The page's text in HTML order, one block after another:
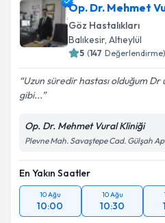
Op. Dr. Mehmet
Göz Hastalıkları
Balıkesir, Altıeylül
5 (147 Değerlendirme)
Uzun süredir hastası olduğum
gibi...
Op. Dr. Mehmet Vural Kliniği
Plevne Mah. Savaştepe Cad. Gülşah
En Yakın Saatler
10 Ağu
10:00
10 Ağu
10:30